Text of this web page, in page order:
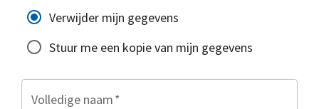
Verwijder mijn gegevens
Stuur me een kopie van mijn gegevens
Volledige naam*